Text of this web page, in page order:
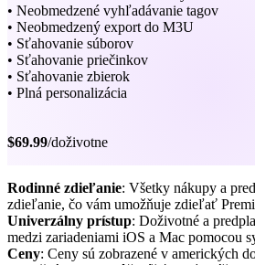
• Neobmedzené vyhľadávanie tagov
• Neobmedzený export do M3U
• Sťahovanie súborov
• Sťahovanie priečinkov
• Sťahovanie zbierok
• Plná personalizácia
$69.99/doživotne
Rodinné zdieľanie: Všetky nákupy a
zdieľanie, čo vám umožňuje zdieľať
Univerzálny prístup: Doživotné a
medzi zariadeniami iOS a Mac pomocou
Ceny: Ceny sú zobrazené v amerických